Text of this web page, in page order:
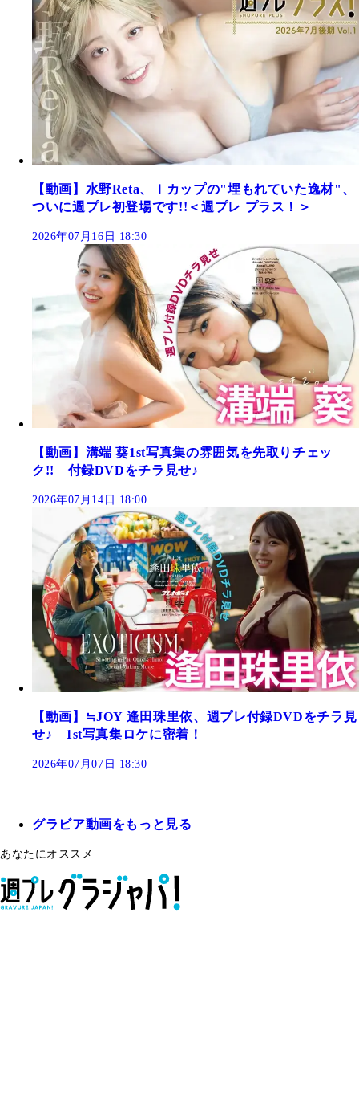
【動画】水野Reta、Ｉカップの"埋もれていた逸材"、
ついに週プレ初登場です!!＜週プレ プラス！＞
2026年07月16日 18:30
【動画】溝端 葵1st写真集の雰囲気を先取りチェッ
ク!! 付録DVDをチラ見せ♪
2026年07月14日 18:00
【動画】≒JOY 逢田珠里依、週プレ付録DVDをチラ見
せ♪ 1st写真集ロケに密着！
2026年07月07日 18:30
グラビア動画をもっと見る
あなたにオススメ